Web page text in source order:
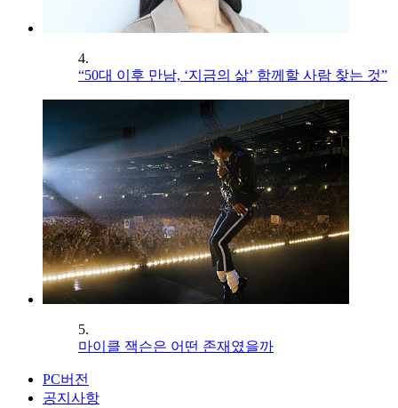
4.
“50대 이후 만남, ‘지금의 삶’ 함께할 사람 찾는 것”
5.
마이클 잭슨은 어떤 존재였을까
PC버전
공지사항